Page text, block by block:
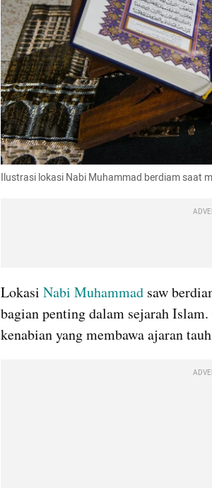
Ilustrasi lokasi Nabi Muhammad berdiam saat
Lokasi Nabi Muhammad saw
bagian penting dalam sejarah
kenabian yang membawa ajaran